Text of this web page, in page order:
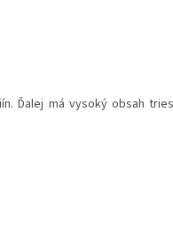
Ďalej má vysoký obsah